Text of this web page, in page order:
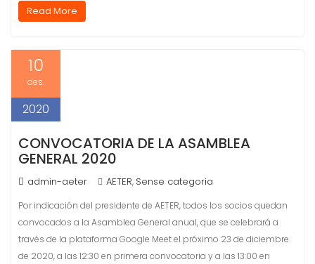
Read More
10
des.
2020
CONVOCATORIA DE LA ASAMBLEA
GENERAL 2020
admin-aeter AETER, Sense categoria
Por indicación del presidente de AETER, todos los socios quedan
convocados a la Asamblea General anual, que se celebrará a
través de la plataforma Google Meet el próximo 23 de diciembre
de 2020, a las 12:30 en primera convocatoria y a las 13:00 en